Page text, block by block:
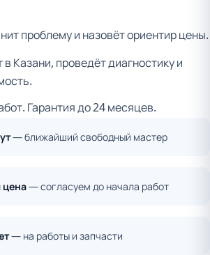
проблему и назовёт ориентир цены.
Казани, проведёт диагностику и
Гарантия до 24 месяцев.
— ближайший свободный мастер
цена— согласуем до начала работ
— на работы и запчасти